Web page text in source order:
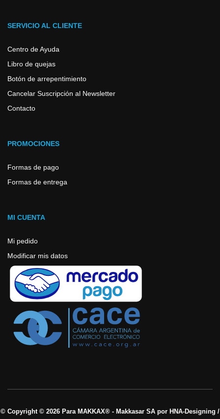
SERVICIO AL CLIENTE
Centro de Ayuda
Libro de quejas
Botón de arrepentimiento
Cancelar Suscripción al Newsletter
Contacto
PROMOCIONES
Formas de pago
Formas de entrega
MI CUENTA
Mi pedido
Modificar mis datos
© Copyright © 2026 Para MAKKAX® - Makkasar SA por HNA-Designing /